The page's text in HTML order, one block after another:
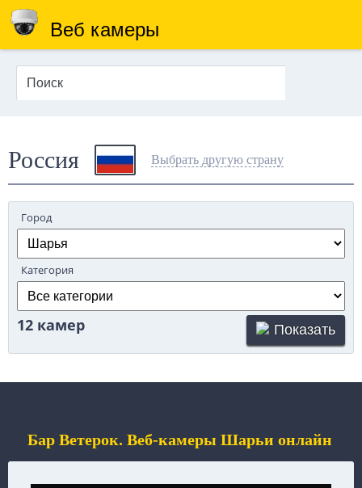
Веб камеры
Россия Выбрать другую страну
Город
Категория
12 камер Показать
Бар Ветерок. Веб-камеры Шарьи онлайн